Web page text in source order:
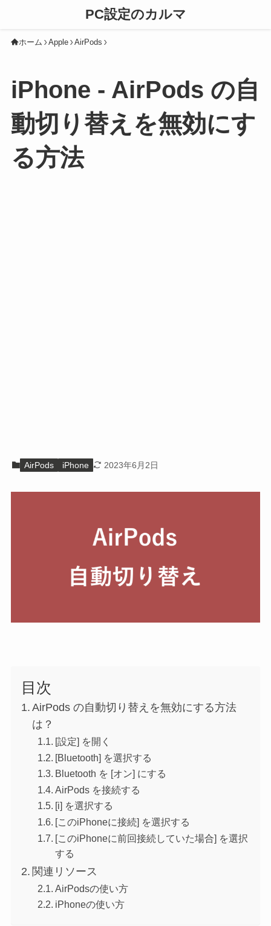
PC設定のカルマ
ホーム Apple AirPods
iPhone - AirPods の自
動切り替えを無効にす
る方法
AirPods iPhone 2023年6月2日
目次
AirPods の自動切り替えを無効にする方法
は？
[設定] を開く
[Bluetooth] を選択する
Bluetooth を [オン] にする
AirPods を接続する
[i] を選択する
[このiPhoneに接続] を選択する
[このiPhoneに前回接続していた場合] を選択
する
関連リソース
AirPodsの使い方
iPhoneの使い方